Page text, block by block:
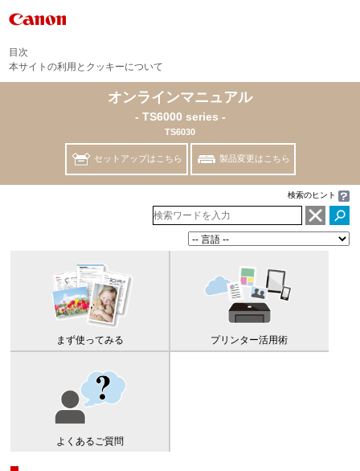
目次
本サイトの利用とクッキーについて
オンラインマニュアル
- TS6000 series -
TS6030
セットアップはこちら 製品変更はこちら
検索のヒント
まず使ってみる プリンター活用術
よくあるご質問